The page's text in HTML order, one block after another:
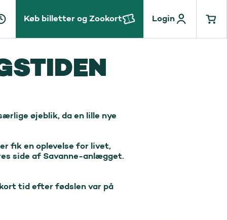
Køb billetter og Zookort Login
øjeblik, da en lille nye
fik en oplevelse for livet,
side af Savanne-anlægget.
tid efter fødslen var på